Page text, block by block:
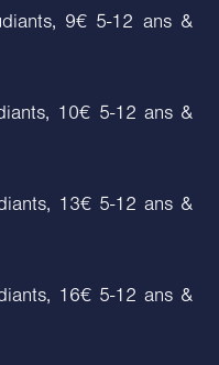
9€ 5-12 ans &
10€ 5-12 ans &
13€ 5-12 ans &
16€ 5-12 ans &